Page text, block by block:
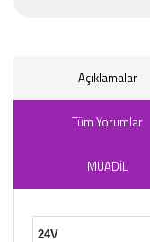
Açıklamalar
Tüm Yorumlar
MUADİL
24V